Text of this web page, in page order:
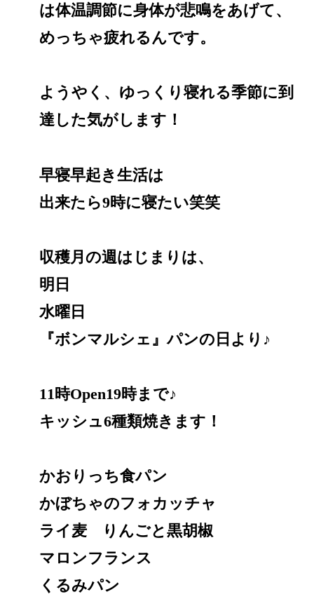
は体温調節に身体が悲鳴をあげて、
めっちゃ疲れるんです。
ようやく、ゆっくり寝れる季節に到
達した気がします！
早寝早起き生活は
出来たら9時に寝たい笑笑
収穫月の週はじまりは、
明日
水曜日
『ボンマルシェ』パンの日より♪
11時Open19時まで♪
キッシュ6種類焼きます！
かおりっち食パン
かぼちゃのフォカッチャ
ライ麦 りんごと黒胡椒
マロンフランス
くるみパン